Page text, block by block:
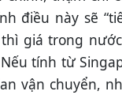
điều này sẽ
giá trong
tính từ
vận chuyển,